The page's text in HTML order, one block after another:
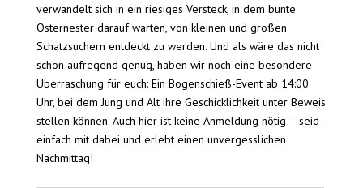
verwandelt sich in ein riesiges Versteck, in dem bunte
Osternester darauf warten, von kleinen und großen
Schatzsuchern entdeckt zu werden. Und als wäre das nicht
schon aufregend genug, haben wir noch eine besondere
Überraschung für euch: Ein Bogenschieß-Event ab 14:00
Uhr, bei dem Jung und Alt ihre Geschicklichkeit unter Beweis
stellen können. Auch hier ist keine Anmeldung nötig – seid
einfach mit dabei und erlebt einen unvergesslichen
Nachmittag!